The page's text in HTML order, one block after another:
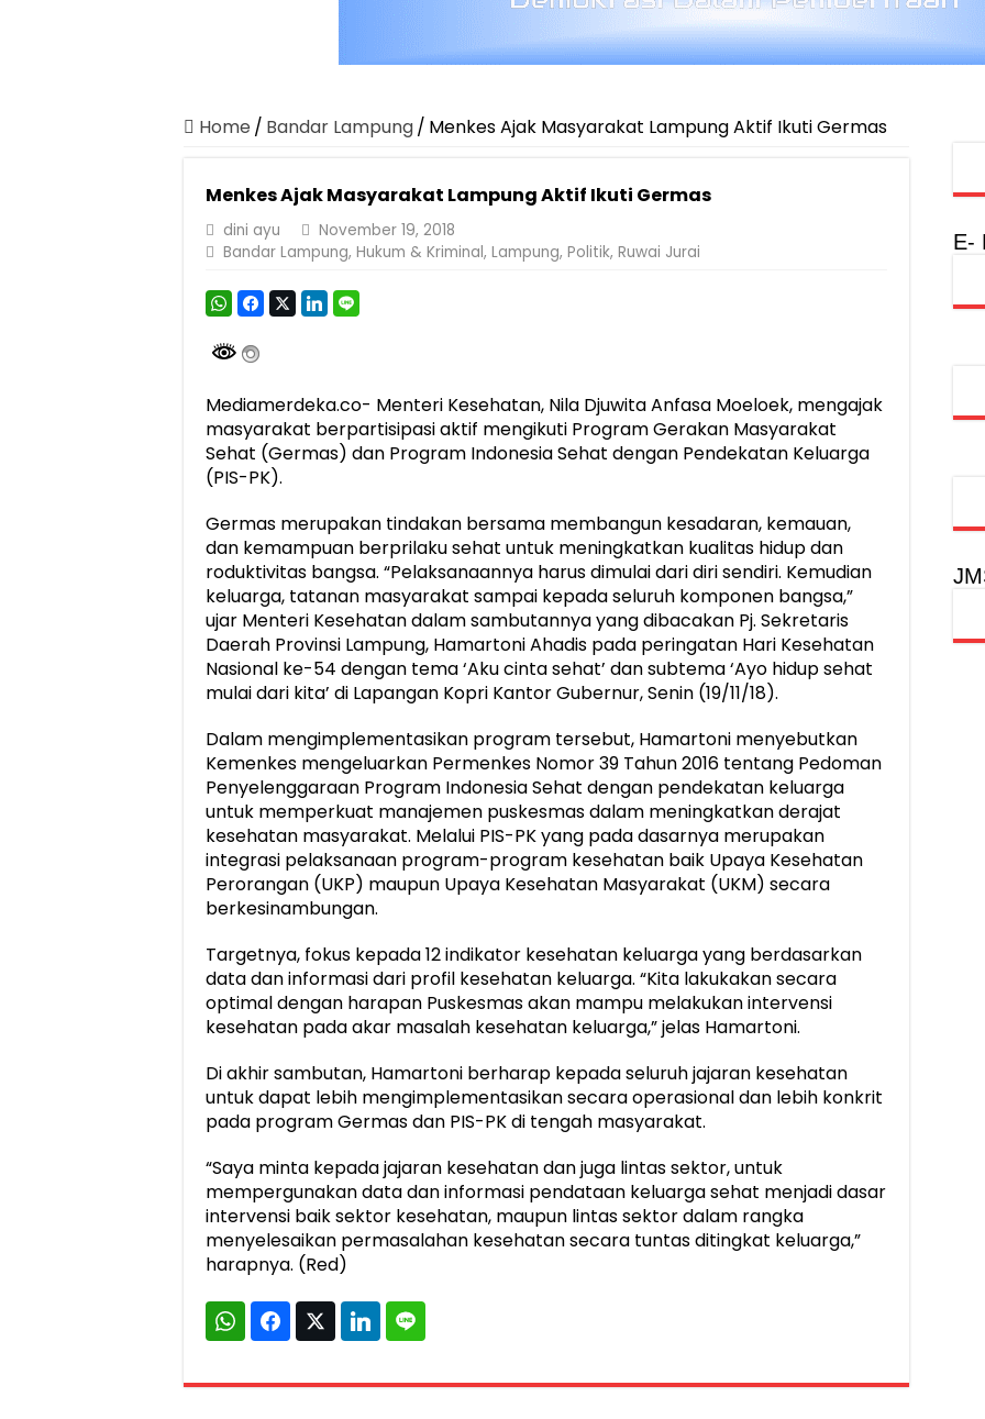
Home / Bandar Lampung/ Menkes Ajak Masyarakat Lampung Aktif Ikuti Germas
Menkes Ajak Masyarakat Lampung Aktif Ikuti Germas
dini ayu
November 19, 2018
Bandar Lampung, Hukum & Kriminal, Lampung, Politik, Ruwai Jurai
Mediamerdeka.co- Menteri Kesehatan, Nila Djuwita Anfasa Moeloek, mengajak
masyarakat berpartisipasi aktif mengikuti Program Gerakan Masyarakat
Sehat (Germas) dan Program Indonesia Sehat dengan Pendekatan Keluarga
(PIS-PK).
Germas merupakan tindakan bersama membangun kesadaran, kemauan,
dan kemampuan berprilaku sehat untuk meningkatkan kualitas hidup dan
roduktivitas bangsa. “Pelaksanaannya harus dimulai dari diri sendiri. Kemudian
keluarga, tatanan masyarakat sampai kepada seluruh komponen bangsa,”
ujar Menteri Kesehatan dalam sambutannya yang dibacakan Pj. Sekretaris
Daerah Provinsi Lampung, Hamartoni Ahadis pada peringatan Hari Kesehatan
Nasional ke-54 dengan tema ‘Aku cinta sehat’ dan subtema ‘Ayo hidup sehat
mulai dari kita’ di Lapangan Kopri Kantor Gubernur, Senin (19/11/18).
Dalam mengimplementasikan program tersebut, Hamartoni menyebutkan
Kemenkes mengeluarkan Permenkes Nomor 39 Tahun 2016 tentang Pedoman
Penyelenggaraan Program Indonesia Sehat dengan pendekatan keluarga
untuk memperkuat manajemen puskesmas dalam meningkatkan derajat
kesehatan masyarakat. Melalui PIS-PK yang pada dasarnya merupakan
integrasi pelaksanaan program-program kesehatan baik Upaya Kesehatan
Perorangan (UKP) maupun Upaya Kesehatan Masyarakat (UKM) secara
berkesinambungan.
Targetnya, fokus kepada 12 indikator kesehatan keluarga yang berdasarkan
data dan informasi dari profil kesehatan keluarga. “Kita lakukakan secara
optimal dengan harapan Puskesmas akan mampu melakukan intervensi
kesehatan pada akar masalah kesehatan keluarga,” jelas Hamartoni.
Di akhir sambutan, Hamartoni berharap kepada seluruh jajaran kesehatan
untuk dapat lebih mengimplementasikan secara operasional dan lebih konkrit
pada program Germas dan PIS-PK di tengah masyarakat.
“Saya minta kepada jajaran kesehatan dan juga lintas sektor, untuk
mempergunakan data dan informasi pendataan keluarga sehat menjadi dasar
intervensi baik sektor kesehatan, maupun lintas sektor dalam rangka
menyelesaikan permasalahan kesehatan secara tuntas ditingkat keluarga,”
harapnya. (Red)
E-